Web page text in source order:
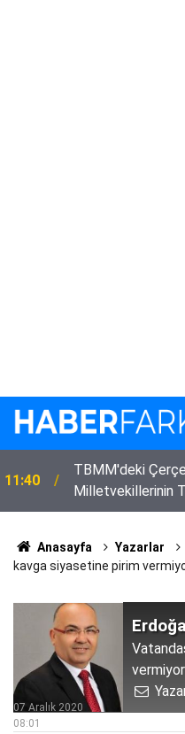
11:40
TBMM'deki
Milletvekillerinin
Anasayfa Yazarlar
kavga siyasetine pirim
vermiyor
08:01
07 Aralık 2020